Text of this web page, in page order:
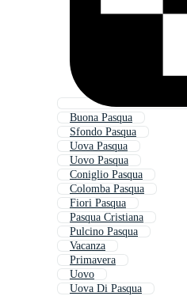
Buona Pasqua
Sfondo Pasqua
Uova Pasqua
Uovo Pasqua
Coniglio Pasqua
Colomba Pasqua
Fiori Pasqua
Pasqua Cristiana
Pulcino Pasqua
Vacanza
Primavera
Uovo
Uova Di Pasqua